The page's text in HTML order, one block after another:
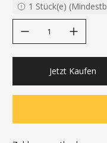
1 Stück(e) (
Jetzt Kaufen